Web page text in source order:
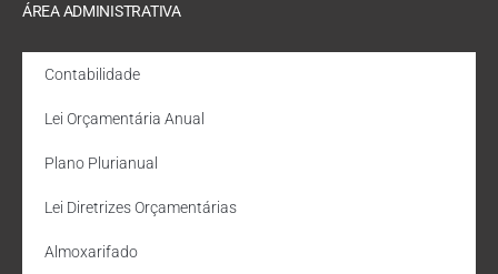
ÁREA ADMINISTRATIVA
Contabilidade
Lei Orçamentária Anual
Plano Plurianual
Lei Diretrizes Orçamentárias
Almoxarifado